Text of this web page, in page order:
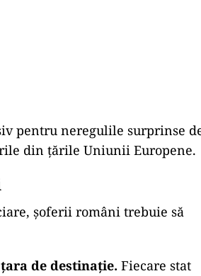
pentru neregulile surprinse
din țările Uniunii Europene.
șoferii români trebuie să
de destinație. Fiecare stat